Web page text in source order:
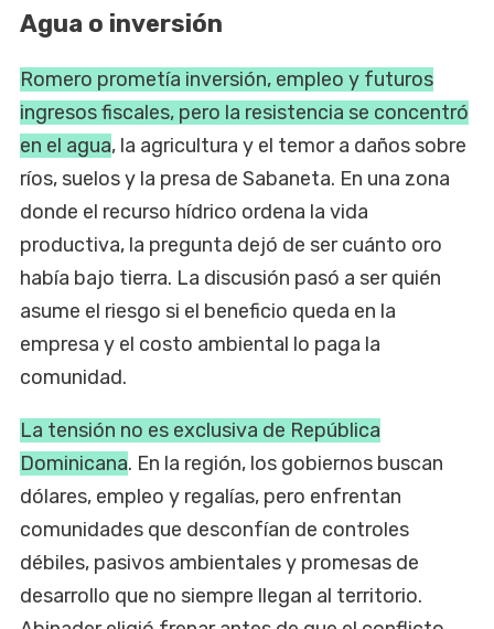
Agua o inversión
Romero prometía inversión, empleo y futuros
ingresos fiscales, pero la resistencia se concentró
en el agua, la agricultura y el temor a daños sobre
ríos, suelos y la presa de Sabaneta. En una zona
donde el recurso hídrico ordena la vida
productiva, la pregunta dejó de ser cuánto oro
había bajo tierra. La discusión pasó a ser quién
asume el riesgo si el beneficio queda en la
empresa y el costo ambiental lo paga la
comunidad.
La tensión no es exclusiva de República
Dominicana. En la región, los gobiernos buscan
dólares, empleo y regalías, pero enfrentan
comunidades que desconfían de controles
débiles, pasivos ambientales y promesas de
desarrollo que no siempre llegan al territorio.